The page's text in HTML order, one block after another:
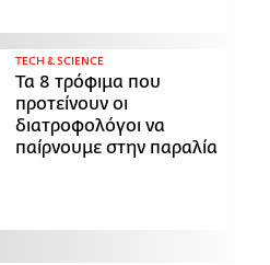
ΤECH & SCIENCE
Τα 8 τρόφιμα που
προτείνουν οι
διατροφολόγοι να
παίρνουμε στην παραλία